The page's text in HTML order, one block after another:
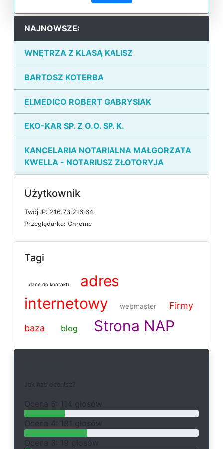
NAJNOWSZE:
WNĘTRZA Z KLASĄ KALISZ
BARTOSZ KOTERBA
ELMEDICO ROBERT GABRYSIAK
EKO-KAR SP. Z O.O. SP. K.
KANCELARIA NOTARIALNA MAŁGORZATA
KWELLA - NOTARIUSZ ZŁOTORYJA
Użytkownik
Twój IP: 216.73.216.64
Przeglądarka: Chrome
Tagi
dane do kontaktu
adres
internetowy
webmaster Firmy
baza blog Strona NAP
a a
O
a 5: 114 głosów
O
a 4: 181 głosów
O
a 3: 19 głosów